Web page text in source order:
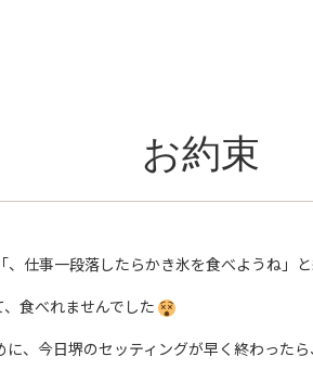
お約束
仕事一段落したらかき氷を食べようね」と
食べれませんでした
、今日堺のセッティングが早く終わったら